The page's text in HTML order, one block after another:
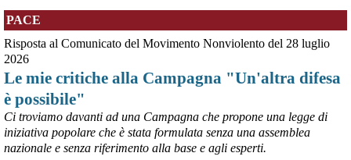
PACE
Risposta al Comunicato del Movimento Nonviolento del 28 luglio
2026
Le mie critiche alla Campagna "Un'altra difesa
è possibile"
Ci troviamo davanti ad una Campagna che propone una legge di
iniziativa popolare che è stata formulata senza una assemblea
nazionale e senza riferimento alla base e agli esperti.